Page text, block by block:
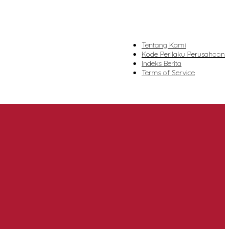
Tentang Kami
Kode Perilaku Perusahaan
Indeks Berita
Terms of Service